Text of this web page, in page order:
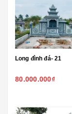
Long đình đá- 21
80.000.000₫